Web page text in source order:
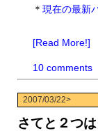
＊ 現在の最新
[Read More!]
10 comments
2007/03/22>
さてと２つ